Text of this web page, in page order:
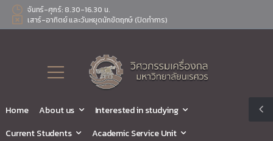
จันทร์-ศุกร์: 8.30-16.30 น.
เสาร์-อาทิตย์ และวันหยุดนักขัตฤกษ์ (ปิดทำการ)
Home About us
Interested in studying
Current Students
Academic Service Unit